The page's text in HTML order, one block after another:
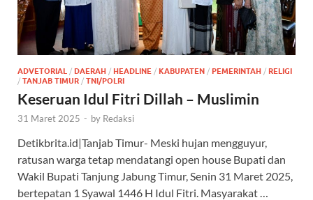
ADVETORIAL / DAERAH / HEADLINE / KABUPATEN / PEMERINTAH / RELIGI
/ TANJAB TIMUR / TNI/POLRI
Keseruan Idul Fitri Dillah – Muslimin
31 Maret 2025 - by Redaksi
Detikbrita.id|Tanjab Timur- Meski hujan mengguyur,
ratusan warga tetap mendatangi open house Bupati dan
Wakil Bupati Tanjung Jabung Timur, Senin 31 Maret 2025,
bertepatan 1 Syawal 1446 H Idul Fitri. Masyarakat …